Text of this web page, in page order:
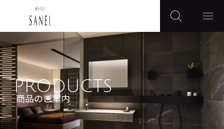
PRODUCTS
商品のご案内